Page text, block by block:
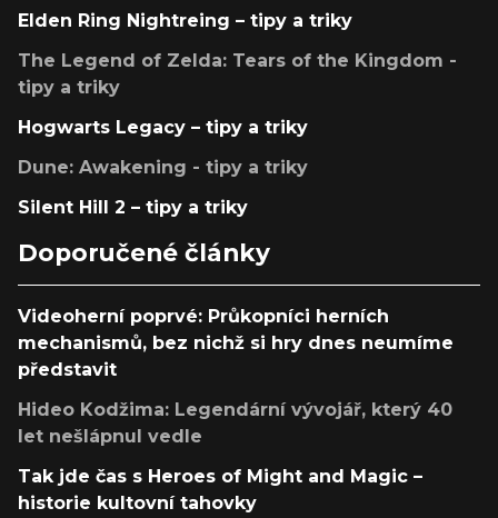
Elden Ring Nightreing – tipy a triky
The Legend of Zelda: Tears of the Kingdom -
tipy a triky
Hogwarts Legacy – tipy a triky
Dune: Awakening - tipy a triky
Silent Hill 2 – tipy a triky
Doporučené články
Videoherní poprvé: Průkopníci herních
mechanismů, bez nichž si hry dnes neumíme
představit
Hideo Kodžima: Legendární vývojář, který 40
let nešlápnul vedle
Tak jde čas s Heroes of Might and Magic –
historie kultovní tahovky